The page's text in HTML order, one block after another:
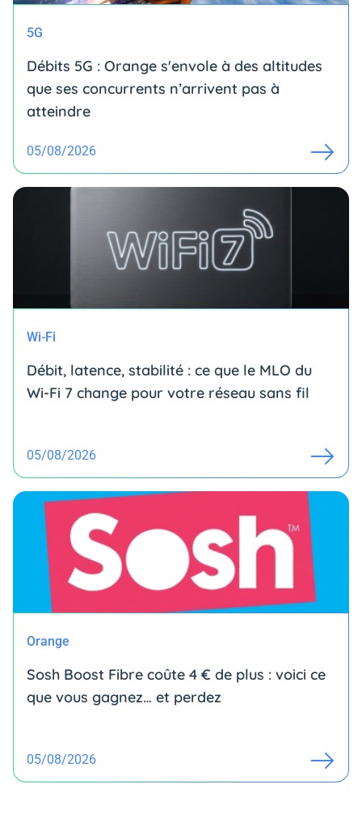
5G
Débits 5G : Orange s'envole à des altitudes
que ses concurrents n’arrivent pas à
atteindre
05/08/2026
Wi-Fi
Débit, latence, stabilité : ce que le MLO du
Wi-Fi 7 change pour votre réseau sans fil
05/08/2026
Orange
Sosh Boost Fibre coûte 4 € de plus : voici ce
que vous gagnez… et perdez
05/08/2026